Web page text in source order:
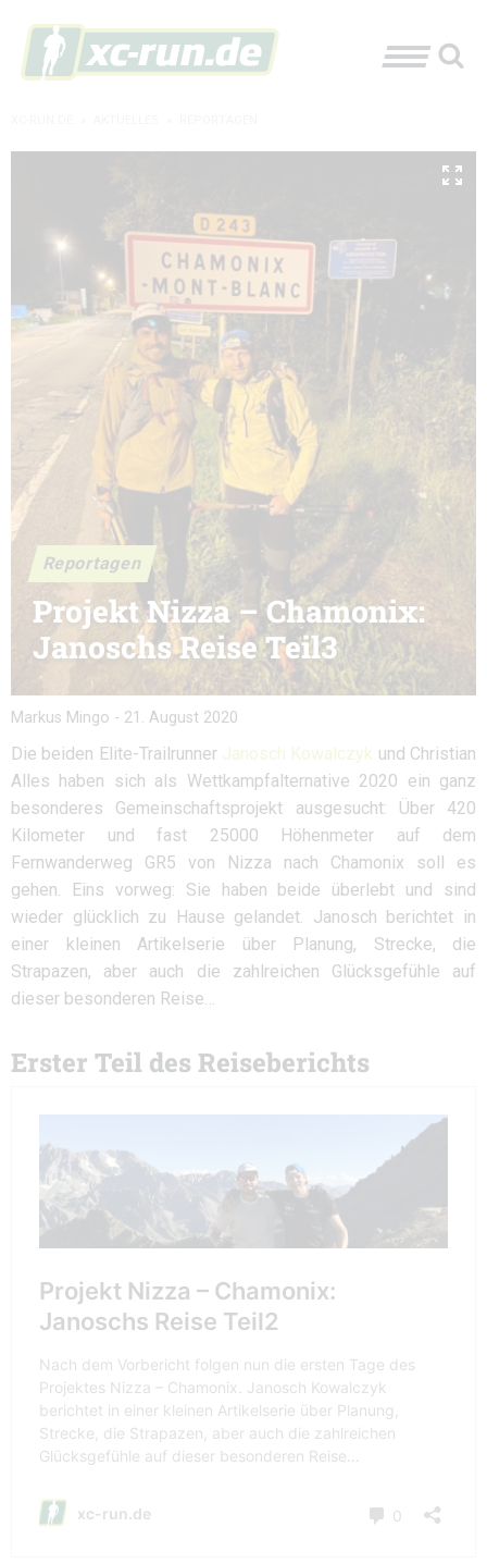
Reportagen
Projekt Nizza – Chamonix:
Janoschs Reise Teil3
Markus Mingo - 21. August 2020
Die beiden Elite-Trailrunner Janosch Kowalczyk und Christian
Alles haben sich als Wettkampfalternative 2020 ein ganz
besonderes Gemeinschaftsprojekt ausgesucht: Über 420
Kilometer und fast 25000 Höhenmeter auf dem
Fernwanderweg GR5 von Nizza nach Chamonix soll es
gehen. Eins vorweg: Sie haben beide überlebt und sind
wieder glücklich zu Hause gelandet. Janosch berichtet in
einer kleinen Artikelserie über Planung, Strecke, die
Strapazen, aber auch die zahlreichen Glücksgefühle auf
dieser besonderen Reise…
Erster Teil des Reiseberichts